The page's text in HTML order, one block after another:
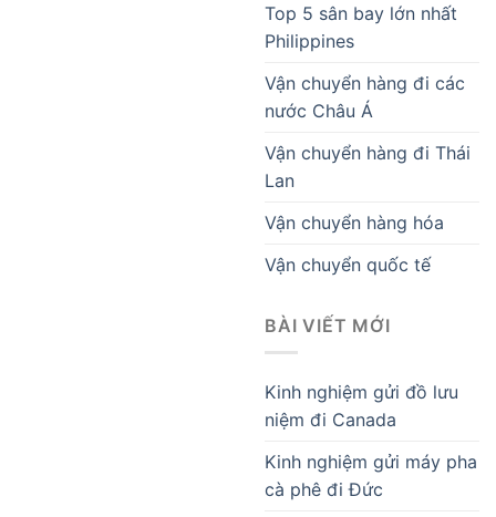
Top 5 sân bay lớn nhất
Philippines
Vận chuyển hàng đi các
nước Châu Á
Vận chuyển hàng đi Thái
Lan
Vận chuyển hàng hóa
Vận chuyển quốc tế
BÀI VIẾT MỚI
Kinh nghiệm gửi đồ lưu
niệm đi Canada
Kinh nghiệm gửi máy pha
cà phê đi Đức